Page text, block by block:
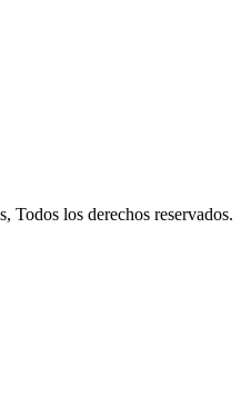
Todos los derechos reservados.